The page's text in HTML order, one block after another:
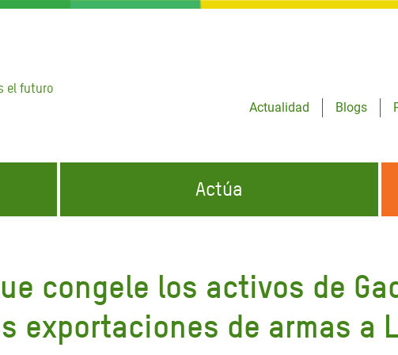
el futuro
Actualidad
Blogs
Gaza Crisis Appeal
Llamamiento por la Crisis en
Líbano
CONÓCENOS
Actúa
congele los activos de
exportaciones de armas a